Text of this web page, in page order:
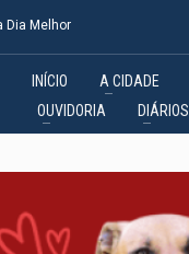
Dia Melhor
INÍCIO A CIDADE
OUVIDORIA
DIÁRIOS